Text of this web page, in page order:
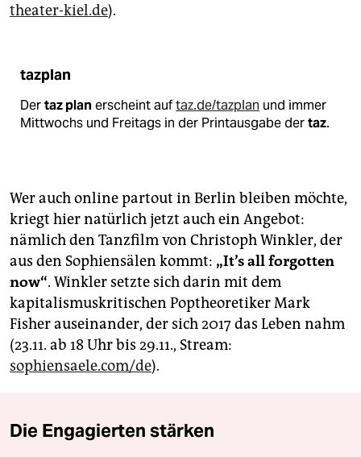
theater-kiel.de).
tazplan
Dertaz planerscheint auftaz.de/tazplan und immer
Mittwochs und Freitags in der Printausgabe dertaz.
Wer auch online partout in Berlin bleiben möchte,
kriegt hier natürlich jetzt auch ein Angebot:
nämlich den Tanzfilm von Christoph Winkler, der
aus den Sophiensälen kommt: „It’s all forgotten
now“. Winkler setzte sich darin mit dem
kapitalismuskritischen Poptheoretiker Mark
Fisher auseinander, der sich 2017 das Leben nahm
(23.11. ab 18 Uhr bis 29.11., Stream:
sophiensaele.com/de).
Die Engagierten stärken